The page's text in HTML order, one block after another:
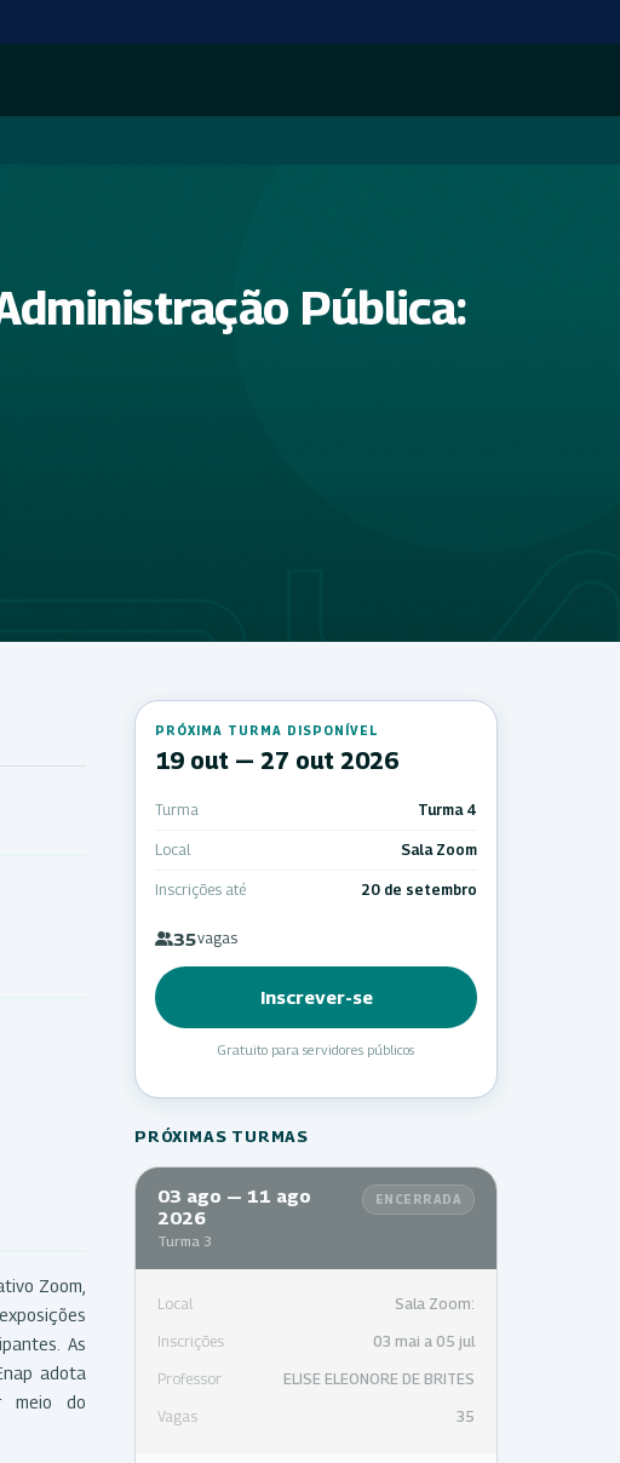
Pública:
Zoom,
As
adota
meio do
PRÓXIMA TURMA DISPONÍVEL
19 out — 27 out 2026
Turma Turma 4
Local Sala Zoom
Inscrições até 20 de setembro
35vagas
Inscrever-se
Gratuito para servidores públicos
PRÓXIMAS TURMAS
03 ago — 11 ago
2026
Turma 3
ENCERRADA
Local Sala Zoom:
Inscrições 03 mai a 05 jul
Professor ELISE ELEONORE DE BRITES
Vagas 35